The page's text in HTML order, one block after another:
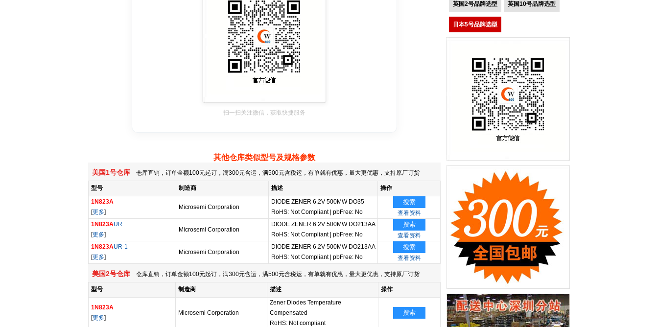
扫一扫关注微信，获取快捷服务
其他仓库类似型号及规格参数
美国1号仓库 仓库直销，订单金额100元起订，满300元含运，满500元含税运，有单就有优惠，量大更优惠，支持原厂订货
型号 制造商 描述
操作
1N823A
[更多]
Microsemi Corporation
DIODE ZENER 6.2V 500MW DO35
RoHS: Not Compliant pbFree: No
搜索
查看资料
1N823AUR
[更多]
Microsemi Corporation
DIODE ZENER 6.2V 500MW DO213AA
RoHS: Not Compliant pbFree: No
搜索
查看资料
1N823AUR-1
[更多]
Microsemi Corporation
DIODE ZENER 6.2V 500MW DO213AA
RoHS: Not Compliant pbFree: No
搜索
查看资料
美国2号仓库 仓库直销，订单金额100元起订，满300元含运，满500元含税运，有单就有优惠，量大更优惠，支持原厂订货
型号 制造商 描述 操作
1N823A
[更多]
Microsemi Corporation
Zener Diodes Temperature
Compensated
RoHS: Not compliant
搜索
英国2号品牌选型 英国10号品牌选型
日本5号品牌选型